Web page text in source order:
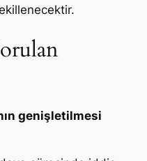
genişletilmesi